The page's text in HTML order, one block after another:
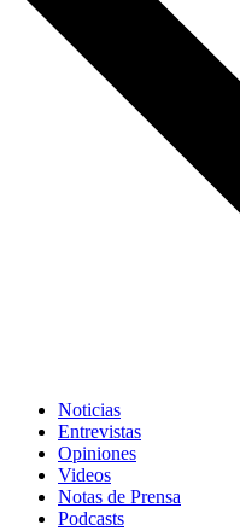
Noticias
Entrevistas
Opiniones
Videos
Notas de Prensa
Podcasts